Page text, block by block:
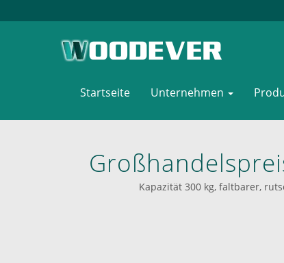
Startseite Unternehmen
Mit Luftreifen
Quelle
Kapazität 300 kg, faltbarer,